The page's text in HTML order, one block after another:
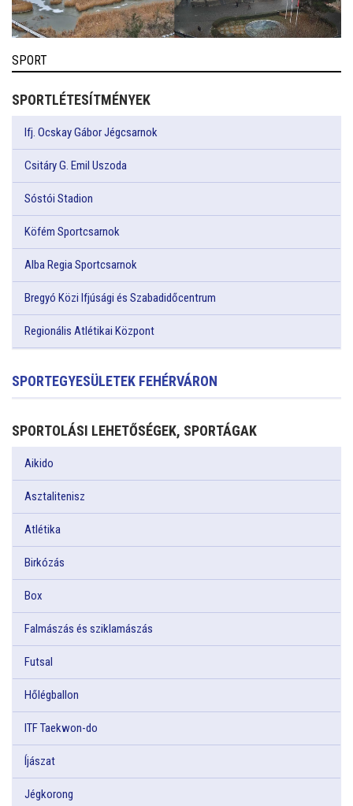
SPORT
SPORTLÉTESÍTMÉNYEK
Ifj. Ocskay Gábor Jégcsarnok
Csitáry G. Emil Uszoda
Sóstói Stadion
Köfém Sportcsarnok
Alba Regia Sportcsarnok
Bregyó Közi Ifjúsági és Szabadidőcentrum
Regionális Atlétikai Központ
SPORTEGYESÜLETEK FEHÉRVÁRON
SPORTOLÁSI LEHETŐSÉGEK, SPORTÁGAK
Aikido
Asztalitenisz
Atlétika
Birkózás
Box
Falmászás és sziklamászás
Futsal
Hőlégballon
ITF Taekwon-do
Íjászat
Jégkorong